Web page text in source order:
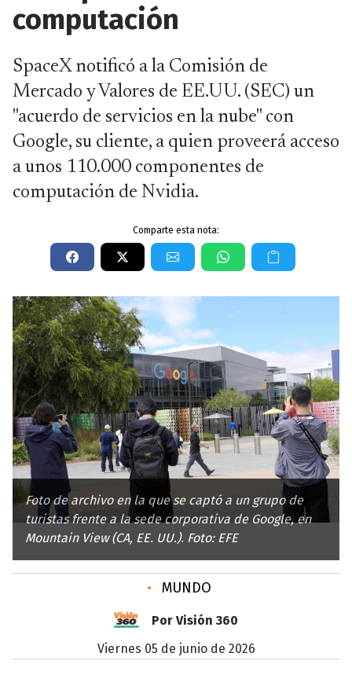
computación
SpaceX notificó a la Comisión de
Mercado y Valores de EE.UU. (SEC) un
"acuerdo de servicios en la nube" con
Google, su cliente, a quien proveerá acceso
a unos 110.000 componentes de
computación de Nvidia.
Comparte esta nota:
Foto de archivo en la que se captó a un grupo de
turistas frente a la sede corporativa de Google, en
Mountain View (CA, EE. UU.). Foto: EFE
• MUNDO
Por Visión 360
viernes 05 de junio de 2026